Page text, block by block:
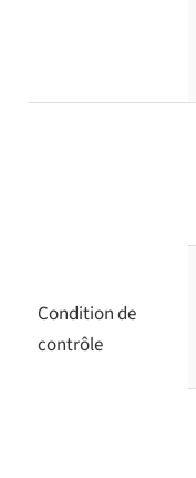
Condition de
contrôle